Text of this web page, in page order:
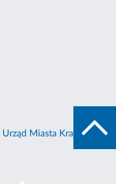
Urząd Miasta Krakowa